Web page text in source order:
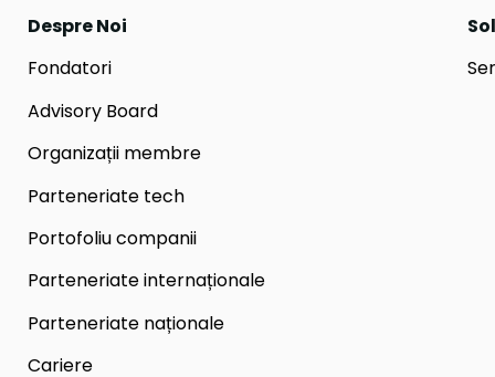
Despre Noi
Fondatori
Advisory Board
Organizații membre
Parteneriate tech
Portofoliu companii
Parteneriate internaționale
Parteneriate naționale
Cariere